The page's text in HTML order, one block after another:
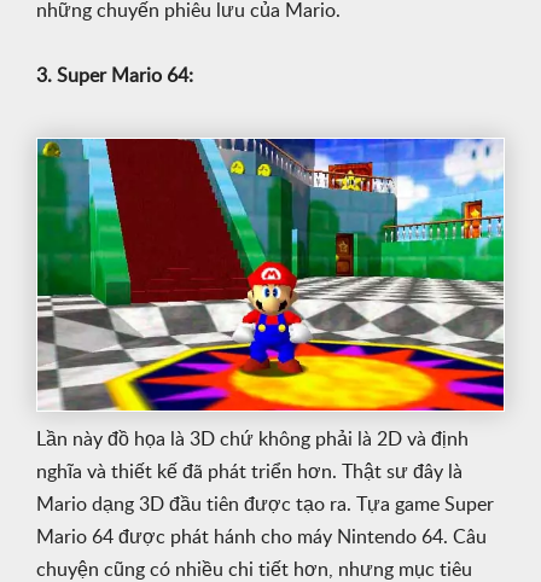
những chuyến phiêu lưu của Mario.
3. Super Mario 64:
Lần này đồ họa là 3D chứ không phải là 2D và định
nghĩa và thiết kế đã phát triển hơn. Thật sư đây là
Mario dạng 3D đầu tiên được tạo ra. Tựa game Super
Mario 64 được phát hánh cho máy Nintendo 64. Câu
chuyện cũng có nhiều chi tiết hơn, nhưng mục tiêu